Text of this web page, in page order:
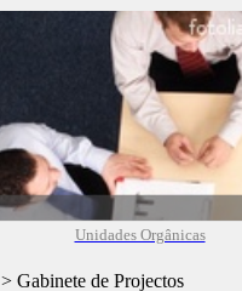
Unidades Orgânicas
> Gabinete de Projectos